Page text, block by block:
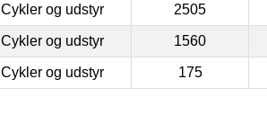
Cykler og udstyr 2505
Cykler og udstyr 1560
Cykler og udstyr 175